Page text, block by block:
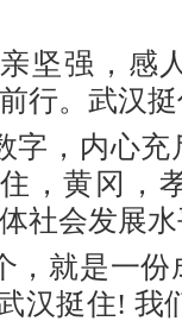
强，感
行。武汉
，内心充
，黄冈，
社会发展
就是一份
汉挺住! 我